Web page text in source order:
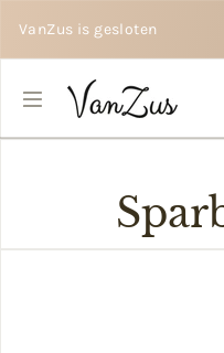
VanZus is gesloten